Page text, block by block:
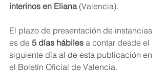
interinos en Eliana (Valencia).
El plazo de presentación de instancias
es de 5 días hábiles a contar desde el
siguiente día al de esta publicación en
el Boletín Oficial de Valencia.